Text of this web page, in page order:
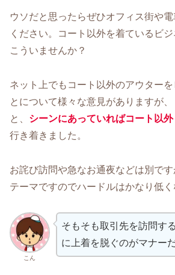
ウソだと思ったらぜひオフィス街や
ください。コート以外を着ているビ
こういませんか？
ネット上でもコート以外のアウター
とについて様々な意見がありますが
と、 シーンにあっていればコート以
行き着きました。
お詫び訪問や急なお通夜などは別です
テーマですのでハードルはかなり低く
こん
そもそも取引先を訪問す
に上着を脱ぐのがマナー